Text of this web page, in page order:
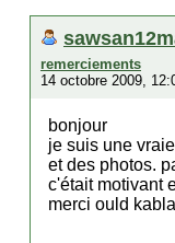
remerciements
14 octobre 2009,
bonjour
je suis une
et des photos.
c'était motivant
merci ould